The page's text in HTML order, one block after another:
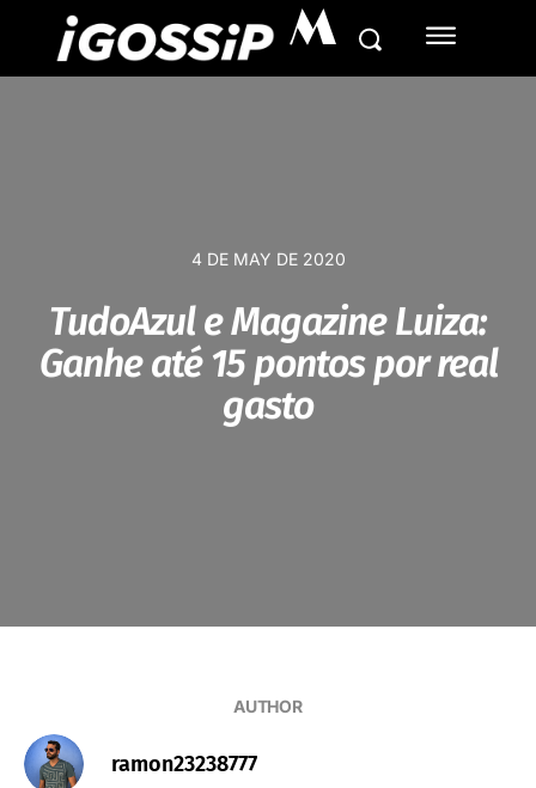
M
4 DE MAY DE 2020
TudoAzul e Magazine Luiza:
Ganhe até 15 pontos por real
gasto
AUTHOR
ramon23238777